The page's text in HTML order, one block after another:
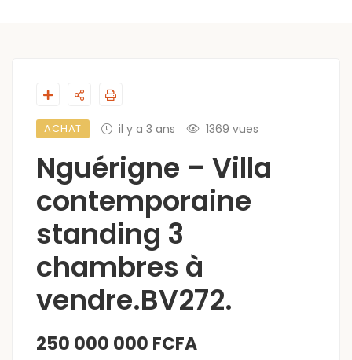
ACHAT il y a 3 ans 1369 vues
Nguérigne – Villa
contemporaine
standing 3
chambres à
vendre.BV272.
250 000 000 FCFA